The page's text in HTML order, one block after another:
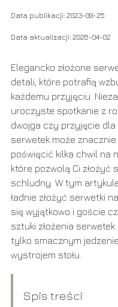
Data publikacji: 2023-09-25
Data aktualizacji: 2026-04-02
Elegancko złożone
detali, które potrafią
każdemu przyjęciu.
uroczyste spotkanie z
dwojga czy przyjęcie dla
serwetek może
poświęcić kilka chwil na
które pozwolą Ci
schludny. W tym
ładnie złożyć serwetki
się wyjątkowo i goście
sztuki złożenia
tylko smacznym
wystrojem stołu.
Spis treści: